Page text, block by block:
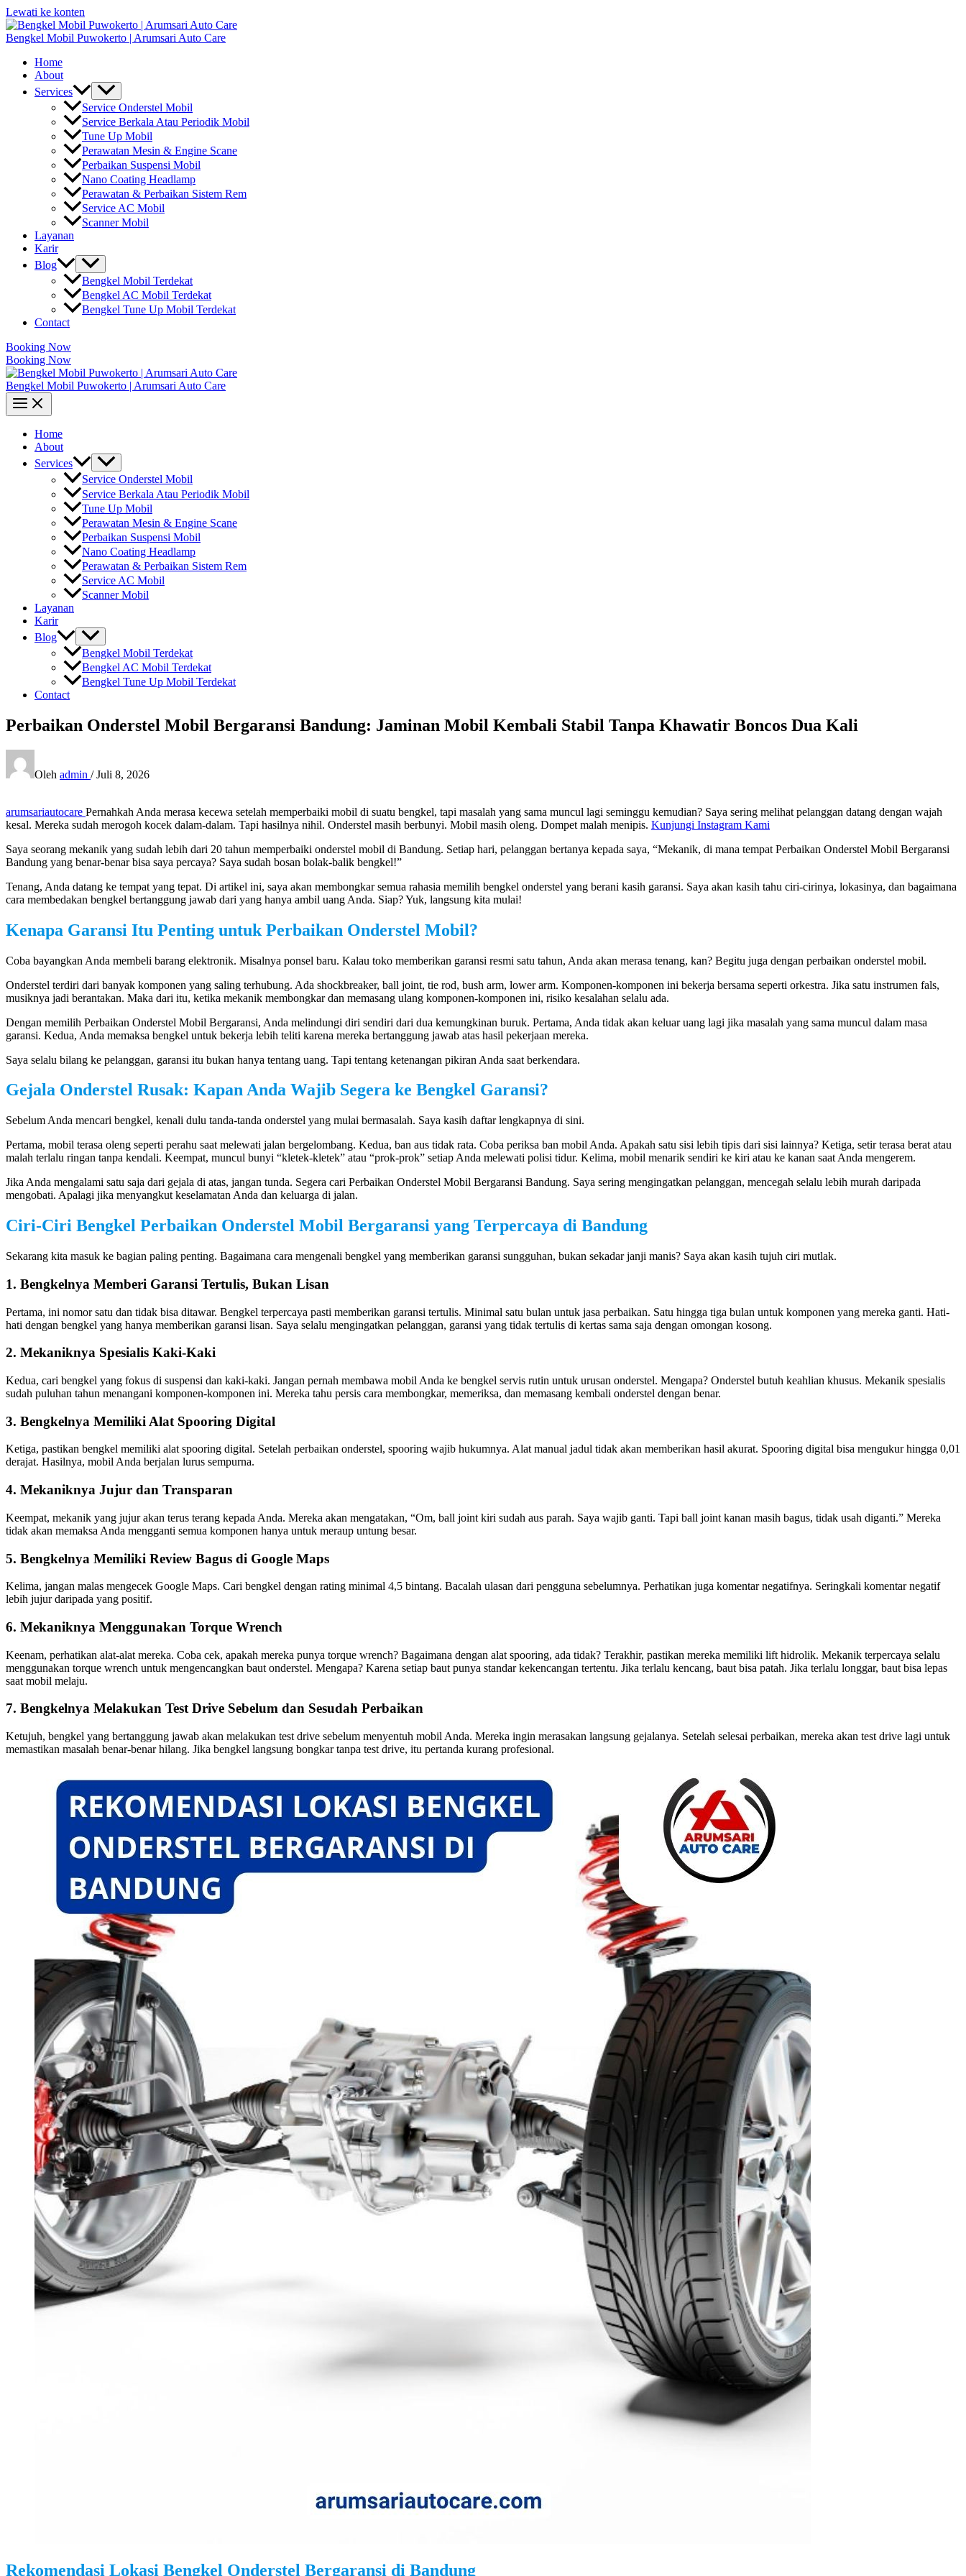
Lewati ke konten
Bengkel Mobil Puwokerto | Arumsari Auto Care
Home
About
Services
Service Onderstel Mobil
Service Berkala Atau Periodik Mobil
Tune Up Mobil
Perawatan Mesin & Engine Scane
Perbaikan Suspensi Mobil
Nano Coating Headlamp
Perawatan & Perbaikan Sistem Rem
Service AC Mobil
Scanner Mobil
Layanan
Karir
Blog
Bengkel Mobil Terdekat
Bengkel AC Mobil Terdekat
Bengkel Tune Up Mobil Terdekat
Contact
Booking Now
Booking Now
Bengkel Mobil Puwokerto | Arumsari Auto Care
Home
About
Services
Service Onderstel Mobil
Service Berkala Atau Periodik Mobil
Tune Up Mobil
Perawatan Mesin & Engine Scane
Perbaikan Suspensi Mobil
Nano Coating Headlamp
Perawatan & Perbaikan Sistem Rem
Service AC Mobil
Scanner Mobil
Layanan
Karir
Blog
Bengkel Mobil Terdekat
Bengkel AC Mobil Terdekat
Bengkel Tune Up Mobil Terdekat
Contact
Perbaikan Onderstel Mobil Bergaransi Bandung: Jaminan Mobil Kembali Stabil Tanpa Khawatir Boncos Dua Kali
Oleh admin /Juli 8, 2026
arumsariautocare Pernahkah Anda merasa kecewa setelah memperbaiki mobil di suatu bengkel, tapi masalah yang sama muncul lagi seminggu kemudian? Saya sering melihat pelanggan datang dengan wajah
kesal. Mereka sudah merogoh kocek dalam-dalam. Tapi hasilnya nihil. Onderstel masih berbunyi. Mobil masih oleng. Dompet malah menipis. Kunjungi Instagram Kami
Saya seorang mekanik yang sudah lebih dari 20 tahun memperbaiki onderstel mobil di Bandung. Setiap hari, pelanggan bertanya kepada saya, “Mekanik, di mana tempat Perbaikan Onderstel Mobil Bergaransi
Bandung yang benar-benar bisa saya percaya? Saya sudah bosan bolak-balik bengkel!”
Tenang, Anda datang ke tempat yang tepat. Di artikel ini, saya akan membongkar semua rahasia memilih bengkel onderstel yang berani kasih garansi. Saya akan kasih tahu ciri-cirinya, lokasinya, dan bagaimana
cara membedakan bengkel bertanggung jawab dari yang hanya ambil uang Anda. Siap? Yuk, langsung kita mulai!
Kenapa Garansi Itu Penting untuk Perbaikan Onderstel Mobil?
Coba bayangkan Anda membeli barang elektronik. Misalnya ponsel baru. Kalau toko memberikan garansi resmi satu tahun, Anda akan merasa tenang, kan? Begitu juga dengan perbaikan onderstel mobil.
Onderstel terdiri dari banyak komponen yang saling terhubung. Ada shockbreaker, ball joint, tie rod, bush arm, lower arm. Komponen-komponen ini bekerja bersama seperti orkestra. Jika satu instrumen fals,
musiknya jadi berantakan. Maka dari itu, ketika mekanik membongkar dan memasang ulang komponen-komponen ini, risiko kesalahan selalu ada.
Dengan memilih Perbaikan Onderstel Mobil Bergaransi, Anda melindungi diri sendiri dari dua kemungkinan buruk. Pertama, Anda tidak akan keluar uang lagi jika masalah yang sama muncul dalam masa
garansi. Kedua, Anda memaksa bengkel untuk bekerja lebih teliti karena mereka bertanggung jawab atas hasil pekerjaan mereka.
Saya selalu bilang ke pelanggan, garansi itu bukan hanya tentang uang. Tapi tentang ketenangan pikiran Anda saat berkendara.
Gejala Onderstel Rusak: Kapan Anda Wajib Segera ke Bengkel Garansi?
Sebelum Anda mencari bengkel, kenali dulu tanda-tanda onderstel yang mulai bermasalah. Saya kasih daftar lengkapnya di sini.
Pertama, mobil terasa oleng seperti perahu saat melewati jalan bergelombang. Kedua, ban aus tidak rata. Coba periksa ban mobil Anda. Apakah satu sisi lebih tipis dari sisi lainnya? Ketiga, setir terasa berat atau
malah terlalu ringan tanpa kendali. Keempat, muncul bunyi “kletek-kletek” atau “prok-prok” setiap Anda melewati polisi tidur. Kelima, mobil menarik sendiri ke kiri atau ke kanan saat Anda mengerem.
Jika Anda mengalami satu saja dari gejala di atas, jangan tunda. Segera cari Perbaikan Onderstel Mobil Bergaransi Bandung. Saya sering mengingatkan pelanggan, mencegah selalu lebih murah daripada
mengobati. Apalagi jika menyangkut keselamatan Anda dan keluarga di jalan.
Ciri-Ciri Bengkel Perbaikan Onderstel Mobil Bergaransi yang Terpercaya di Bandung
Sekarang kita masuk ke bagian paling penting. Bagaimana cara mengenali bengkel yang memberikan garansi sungguhan, bukan sekadar janji manis? Saya akan kasih tujuh ciri mutlak.
1. Bengkelnya Memberi Garansi Tertulis, Bukan Lisan
Pertama, ini nomor satu dan tidak bisa ditawar. Bengkel terpercaya pasti memberikan garansi tertulis. Minimal satu bulan untuk jasa perbaikan. Satu hingga tiga bulan untuk komponen yang mereka ganti. Hati-
hati dengan bengkel yang hanya memberikan garansi lisan. Saya selalu mengingatkan pelanggan, garansi yang tidak tertulis di kertas sama saja dengan omongan kosong.
2. Mekaniknya Spesialis Kaki-Kaki
Kedua, cari bengkel yang fokus di suspensi dan kaki-kaki. Jangan pernah membawa mobil Anda ke bengkel servis rutin untuk urusan onderstel. Mengapa? Onderstel butuh keahlian khusus. Mekanik spesialis
sudah puluhan tahun menangani komponen-komponen ini. Mereka tahu persis cara membongkar, memeriksa, dan memasang kembali onderstel dengan benar.
3. Bengkelnya Memiliki Alat Spooring Digital
Ketiga, pastikan bengkel memiliki alat spooring digital. Setelah perbaikan onderstel, spooring wajib hukumnya. Alat manual jadul tidak akan memberikan hasil akurat. Spooring digital bisa mengukur hingga 0,01
derajat. Hasilnya, mobil Anda berjalan lurus sempurna.
4. Mekaniknya Jujur dan Transparan
Keempat, mekanik yang jujur akan terus terang kepada Anda. Mereka akan mengatakan, “Om, ball joint kiri sudah aus parah. Saya wajib ganti. Tapi ball joint kanan masih bagus, tidak usah diganti.” Mereka
tidak akan memaksa Anda mengganti semua komponen hanya untuk meraup untung besar.
5. Bengkelnya Memiliki Review Bagus di Google Maps
Kelima, jangan malas mengecek Google Maps. Cari bengkel dengan rating minimal 4,5 bintang. Bacalah ulasan dari pengguna sebelumnya. Perhatikan juga komentar negatifnya. Seringkali komentar negatif
lebih jujur daripada yang positif.
6. Mekaniknya Menggunakan Torque Wrench
Keenam, perhatikan alat-alat mereka. Coba cek, apakah mereka punya torque wrench? Bagaimana dengan alat spooring, ada tidak? Terakhir, pastikan mereka memiliki lift hidrolik. Mekanik terpercaya selalu
menggunakan torque wrench untuk mengencangkan baut onderstel. Mengapa? Karena setiap baut punya standar kekencangan tertentu. Jika terlalu kencang, baut bisa patah. Jika terlalu longgar, baut bisa lepas
saat mobil melaju.
7. Bengkelnya Melakukan Test Drive Sebelum dan Sesudah Perbaikan
Ketujuh, bengkel yang bertanggung jawab akan melakukan test drive sebelum menyentuh mobil Anda. Mereka ingin merasakan langsung gejalanya. Setelah selesai perbaikan, mereka akan test drive lagi untuk
memastikan masalah benar-benar hilang. Jika bengkel langsung bongkar tanpa test drive, itu pertanda kurang profesional.
Rekomendasi Lokasi Bengkel Onderstel Bergaransi di Bandung